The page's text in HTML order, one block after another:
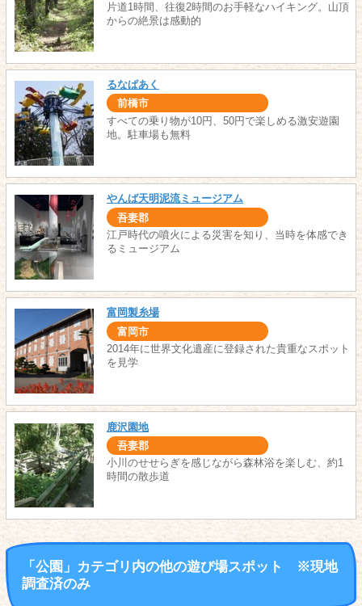
片道1時間、往復2時間のお手軽なハイキング。山頂
からの絶景は感動的
るなぱあく
前橋市
すべての乗り物が10円、50円で楽しめる激安遊園
地。駐車場も無料
やんば天明泥流ミュージアム
吾妻郡
江戸時代の噴火による災害を知り、当時を体感でき
るミュージアム
富岡製糸場
富岡市
2014年に世界文化遺産に登録された貴重なスポット
を見学
鹿沢園地
吾妻郡
小川のせせらぎを感じながら森林浴を楽しむ、約1
時間の散歩道
「公園」カテゴリ内の他の遊び場スポット ※現地
調査済のみ